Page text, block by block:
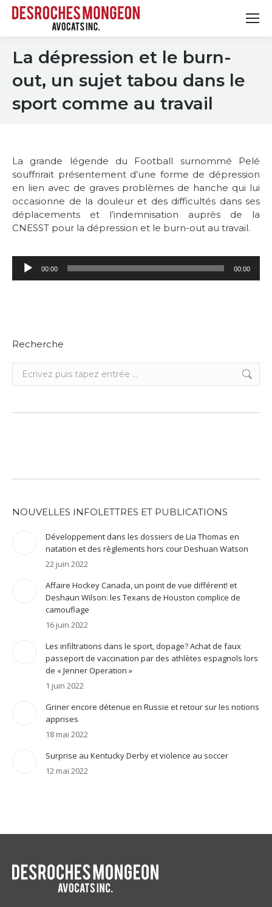
La dépression et le burn-
out, un sujet tabou dans le
sport comme au travail
La grande légende du Football surnommé Pelé
souffrirait présentement d’une forme de dépression
en lien avec de graves problèmes de hanche qui lui
occasionne de la douleur et des difficultés dans ses
déplacements et l’indemnisation auprès de la
CNESST pour la dépression et le burn-out au travail.
Lecteur
audio
00:00 00:00
Recherche
Recherche
NOUVELLES INFOLETTRES ET PUBLICATIONS
Développement dans les dossiers de Lia Thomas en
natation et des règlements hors cour Deshuan Watson
22 juin 2022
Affaire Hockey Canada, un point de vue différent! et
Deshaun Wilson: les Texans de Houston complice de
camouflage
16 juin 2022
Les infiltrations dans le sport, dopage? Achat de faux
passeport de vaccination par des athlètes espagnols lors
de « Jenner Operation »
1 juin 2022
Griner encore détenue en Russie et retour sur les notions
apprises
18 mai 2022
Surprise au Kentucky Derby et violence au soccer
12 mai 2022